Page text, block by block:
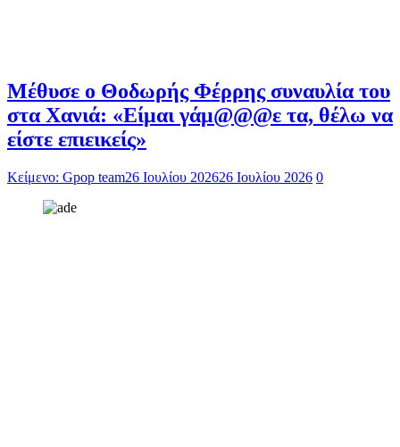
Μέθυσε ο Θοδωρής Φέρρης συναυλία του
στα Χανιά: «Είμαι γάμ@@@ε τα, θέλω να
είστε επιεικείς»
Κείμενο: Gpop team26 Ιουλίου 202626 Ιουλίου 2026 0